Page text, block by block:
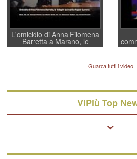
L'omicidio di Anna Filomena
Barretta a Marano, le
indagini dei carabinieri di
Lavarra: più avvincenti di
quelle di... Barbara D'UrsoGuarda tutti i video
ViPiù Top